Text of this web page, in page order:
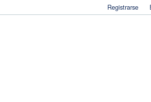
Registrarse